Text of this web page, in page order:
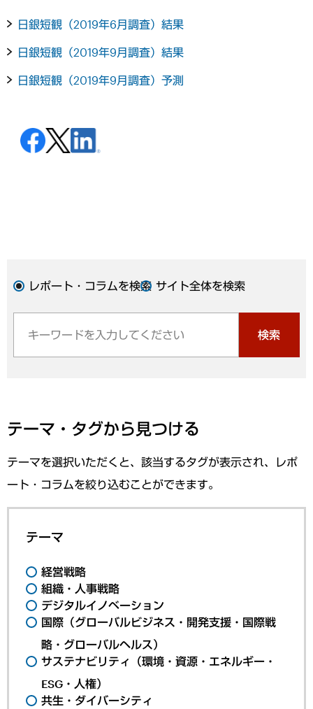
日銀短観（2019年6月調査）結果
日銀短観（2019年9月調査）結果
日銀短観（2019年9月調査）予測
レポート・コラムを検索 サイト全体を検索
検索
テーマ・タグから見つける
テーマを選択いただくと、該当するタグが表示され、レポ
ート・コラムを絞り込むことができます。
テーマ
経営戦略
組織・人事戦略
デジタルイノベーション
国際（グローバルビジネス・開発支援・国際戦
略・グローバルヘルス）
サステナビリティ（環境・資源・エネルギー・
ESG・人権）
共生・ダイバーシティ